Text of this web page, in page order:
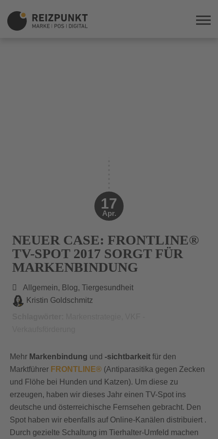
17
Apr.
NEUER CASE: FRONTLINE®
TV-SPOT 2017 SORGT FÜR
MARKENBINDUNG
Allgemein, Blog, Tiergesundheit
Kristin Goldschmitz
Mehr Markenbindung und -sichtbarkeit für den
Marktführer FRONTLINE® (Antiparasitika gegen Zecken
und Flöhe bei Hunden und Katzen). Um diese zu
erzeugen, haben wir dieses Jahr einen TV-Spot ins
deutsche und österreichische Fernsehen gebracht. Den
Spot haben wir ebenfalls auf Online-Kanälen distribuiert .
Durch gezielte Schaltung im Tierhalter-Umfeld machen